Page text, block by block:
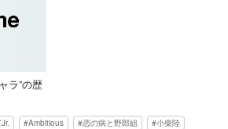
ラ”の歴
Ambitious 恋の病と野郎組
小柴陸